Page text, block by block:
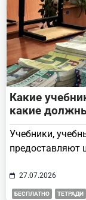
Какие
какие
Учебники,
предоставляют
27.07.2026
БЕСПЛАТНО ТЕТРАДИ